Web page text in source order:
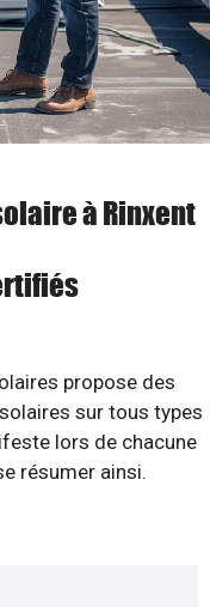
à Rinxent
propose des
sur tous types
lors de chacune
résumer ainsi.